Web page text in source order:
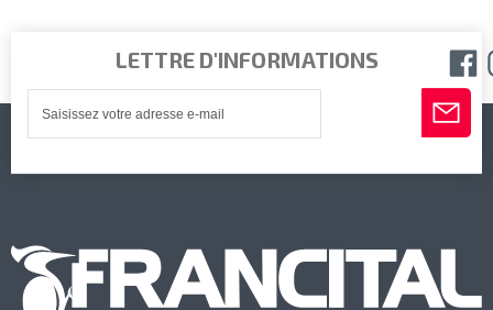
LETTRE D'INFORMATIONS